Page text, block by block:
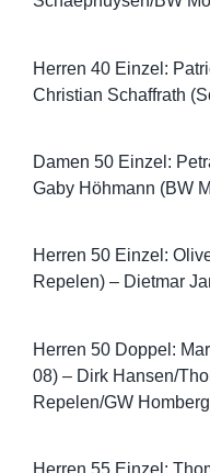
Herren 40 Einzel:
Christian Schaffrath
Damen 50 Einzel:
Gaby Höhmann (BW
Herren 50 Einzel:
Repelen) – Dietmar
Herren 50 Doppel:
08) – Dirk Hansen/
Repelen/GW
Herren 55 Einzel: